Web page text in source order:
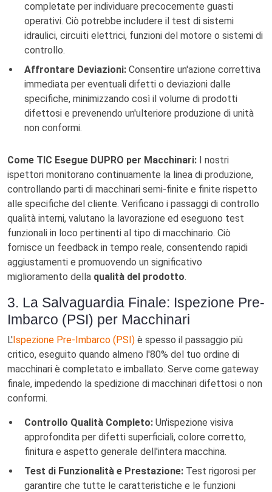
completate per individuare precocemente guasti
operativi. Ciò potrebbe includere il test di sistemi
idraulici, circuiti elettrici, funzioni del motore o sistemi di
controllo.
Affrontare Deviazioni: Consentire un'azione correttiva
immediata per eventuali difetti o deviazioni dalle
specifiche, minimizzando così il volume di prodotti
difettosi e prevenendo un'ulteriore produzione di unità
non conformi.
Come TIC Esegue DUPRO per Macchinari: I nostri
ispettori monitorano continuamente la linea di produzione,
controllando parti di macchinari semi-finite e finite rispetto
alle specifiche del cliente. Verificano i passaggi di controllo
qualità interni, valutano la lavorazione ed eseguono test
funzionali in loco pertinenti al tipo di macchinario. Ciò
fornisce un feedback in tempo reale, consentendo rapidi
aggiustamenti e promuovendo un significativo
miglioramento della qualità del prodotto.
3. La Salvaguardia Finale: Ispezione Pre-
Imbarco (PSI) per Macchinari
L'Ispezione Pre-Imbarco (PSI) è spesso il passaggio più
critico, eseguito quando almeno l'80% del tuo ordine di
macchinari è completato e imballato. Serve come gateway
finale, impedendo la spedizione di macchinari difettosi o non
conformi.
Controllo Qualità Completo: Un'ispezione visiva
approfondita per difetti superficiali, colore corretto,
finitura e aspetto generale dell'intera macchina.
Test di Funzionalità e Prestazione: Test rigorosi per
garantire che tutte le caratteristiche e le funzioni